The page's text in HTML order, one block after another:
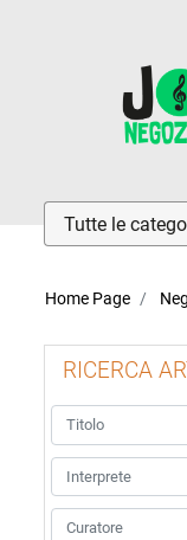
La modifica di
Home Page
RICERCA
La modifica di